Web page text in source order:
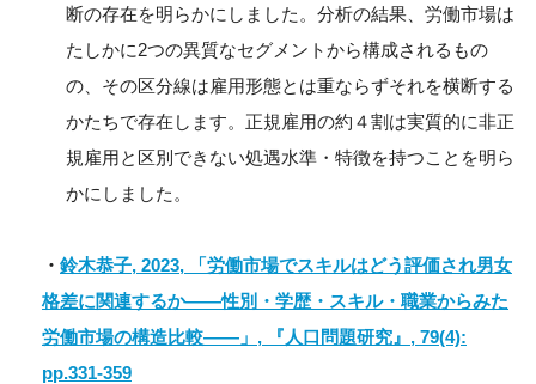
断の存在を明らかにしました。分析の結果、労働市場は
たしかに2つの異質なセグメントから構成されるもの
の、その区分線は雇用形態とは重ならずそれを横断する
かたちで存在します。正規雇用の約４割は実質的に非正
規雇用と区別できない処遇水準・特徴を持つことを明ら
かにしました。
・ 鈴木恭子, 2023, 「労働市場でスキルはどう評価され男女
格差に関連するか――性別・学歴・スキル・職業からみた
労働市場の構造比較――」, 『人口問題研究』, 79(4):
pp.331-359